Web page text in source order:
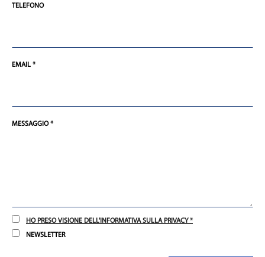
TELEFONO
EMAIL *
MESSAGGIO *
HO PRESO VISIONE DELL'INFORMATIVA SULLA PRIVACY *
NEWSLETTER